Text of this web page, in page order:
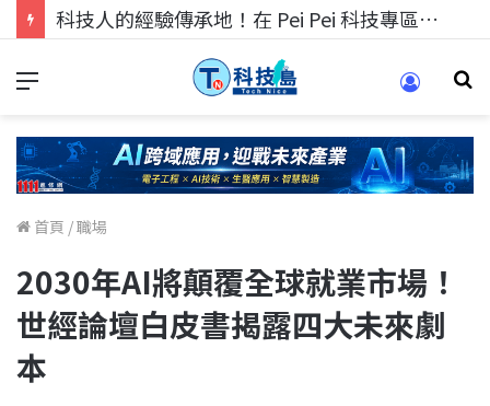
科技人的經驗傳承地！在 Pei Pei 科技專區，與學弟妹交流最硬核的技術
首頁 /職場
2030年AI將顛覆全球就業市場！
世經論壇白皮書揭露四大未來劇
本